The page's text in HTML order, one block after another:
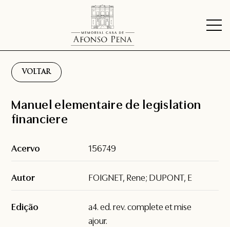
VOLTAR
Manuel elementaire de legislation
financiere
Acervo 156749
Autor FOIGNET, Rene; DUPONT, E
Edição
a4. ed. rev. complete et mise
ajour.